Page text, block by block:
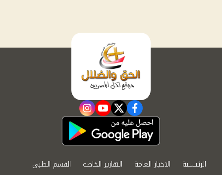
facebook
twitter
youtube
instagram
الرئيسية الاخبار العامة التقارير الخاصة
القسم الطبي